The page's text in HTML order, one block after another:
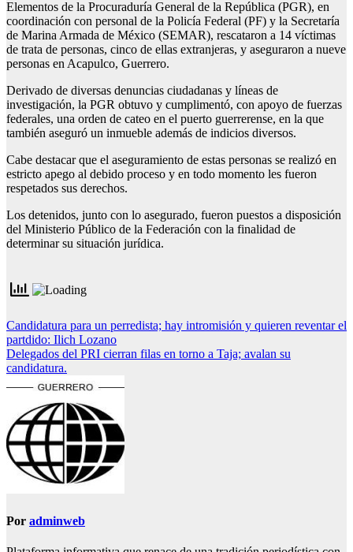
Elementos de la Procuraduría General de la República (PGR), en
coordinación con personal de la Policía Federal (PF) y la Secretaría
de Marina Armada de México (SEMAR), rescataron a 14 víctimas
de trata de personas, cinco de ellas extranjeras, y aseguraron a nueve
personas en Acapulco, Guerrero.
Derivado de diversas denuncias ciudadanas y líneas de
investigación, la PGR obtuvo y cumplimentó, con apoyo de fuerzas
federales, una orden de cateo en el puerto guerrerense, en la que
también aseguró un inmueble además de indicios diversos.
Cabe destacar que el aseguramiento de estas personas se realizó en
estricto apego al debido proceso y en todo momento les fueron
respetados sus derechos.
Los detenidos, junto con lo asegurado, fueron puestos a disposición
del Ministerio Público de la Federación con la finalidad de
determinar su situación jurídica.
Navegación
de
entradas
Candidatura para un perredista; hay intromisión y quieren reventar el
partdido: Ilich Lozano
Delegados del PRI cierran filas en torno a Taja; avalan su
candidatura.
Por adminweb